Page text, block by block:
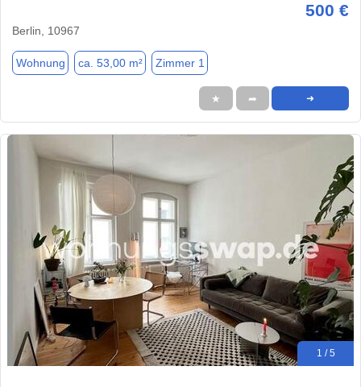
500 €
Berlin, 10967
Wohnung ca. 53,00 m² Zimmer 1
★ ➦ ➜
1 / 5